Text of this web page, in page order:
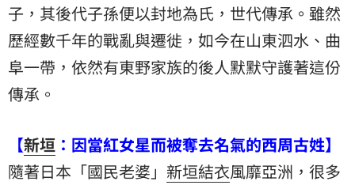
子，其後代子孫便以封地為氏，世代傳承。雖然
歷經數千年的戰亂與遷徙，如今在山東泗水、曲
阜一帶，依然有東野家族的後人默默守護著這份
傳承。
【新垣 ：因當紅女星而被奪去名氣的西周古姓】
隨著日本「國民老婆」 新垣結衣風靡亞洲，很多